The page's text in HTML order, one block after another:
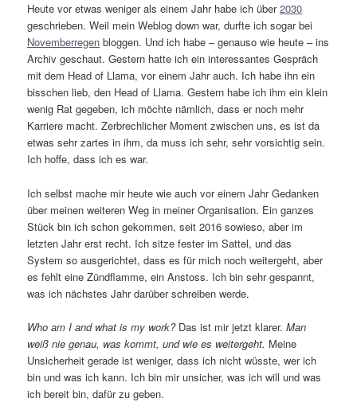
Heute vor etwas weniger als einem Jahr habe ich über2030
geschrieben. Weil mein Weblog down war, durfte ich sogar bei
Novemberregen bloggen. Und ich habe – genauso wie heute – ins
Archiv geschaut. Gestern hatte ich ein interessantes Gespräch
mit dem Head of Llama, vor einem Jahr auch. Ich habe ihn ein
bisschen lieb, den Head of Llama. Gestern habe ich ihm ein klein
wenig Rat gegeben, ich möchte nämlich, dass er noch mehr
Karriere macht. Zerbrechlicher Moment zwischen uns, es ist da
etwas sehr zartes in ihm, da muss ich sehr, sehr vorsichtig sein.
Ich hoffe, dass ich es war.
Ich selbst mache mir heute wie auch vor einem Jahr Gedanken
über meinen weiteren Weg in meiner Organisation. Ein ganzes
Stück bin ich schon gekommen, seit 2016 sowieso, aber im
letzten Jahr erst recht. Ich sitze fester im Sattel, und das
System so ausgerichtet, dass es für mich noch weitergeht, aber
es fehlt eine Zündflamme, ein Anstoss. Ich bin sehr gespannt,
was ich nächstes Jahr darüber schreiben werde.
Who am I and what is my work?Das ist mir jetzt klarer.Man
weiß nie genau, was kommt, und wie es weitergeht. Meine
Unsicherheit gerade ist weniger, dass ich nicht wüsste, wer ich
bin und was ich kann. Ich bin mir unsicher, was ich will und was
ich bereit bin, dafür zu geben.